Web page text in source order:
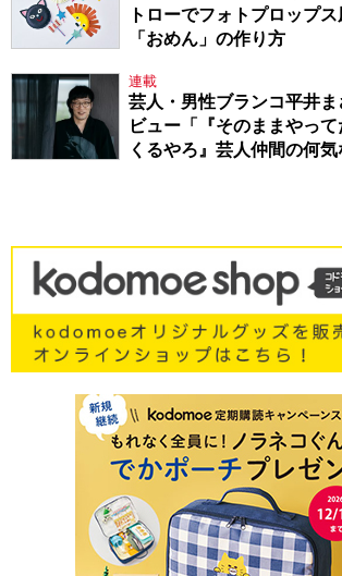
トローでフォトプロップ
「おめん」の作り方
連載
芸人・男性ブランコ平井
ビュー「『そのままやっ
くるやろ』芸人仲間の何